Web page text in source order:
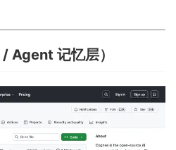
/ Agent 记忆层）